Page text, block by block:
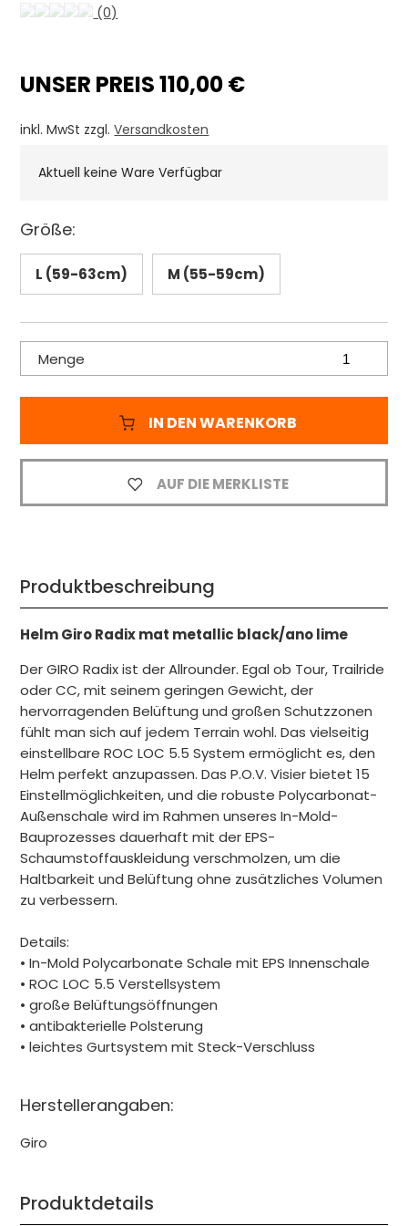
(0)
UNSER PREIS 110,00 €
inkl. MwSt zzgl.Versandkosten
Aktuell keine Ware Verfügbar
Größe:
L (59-63cm) M (55-59cm)
Menge
IN DEN WARENKORB
AUF DIE MERKLISTE
Produktbeschreibung
Helm Giro Radix mat metallic black/ano lime
Der GIRO Radix ist der Allrounder. Egal ob Tour, Trailride
oder CC, mit seinem geringen Gewicht, der
hervorragenden Belüftung und großen Schutzzonen
fühlt man sich auf jedem Terrain wohl. Das vielseitig
einstellbare ROC LOC 5.5 System ermöglicht es, den
Helm perfekt anzupassen. Das P.O.V. Visier bietet 15
Einstellmöglichkeiten, und die robuste Polycarbonat-
Außenschale wird im Rahmen unseres In-Mold-
Bauprozesses dauerhaft mit der EPS-
Schaumstoffauskleidung verschmolzen, um die
Haltbarkeit und Belüftung ohne zusätzliches Volumen
zu verbessern.
Details:
• In-Mold Polycarbonate Schale mit EPS Innenschale
• ROC LOC 5.5 Verstellsystem
• große Belüftungsöffnungen
• antibakterielle Polsterung
• leichtes Gurtsystem mit Steck-Verschluss
Herstellerangaben:
Giro
Produktdetails